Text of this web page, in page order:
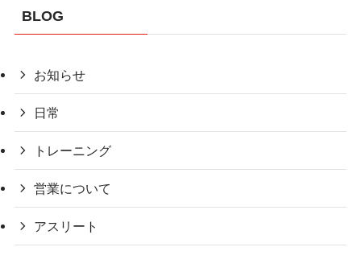
BLOG
お知らせ
日常
トレーニング
営業について
アスリート